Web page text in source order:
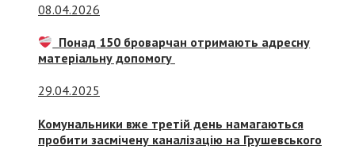
08.04.2026
Понад 150 броварчан отримають адресну
матеріальну допомогу
29.04.2025
Комунальники вже третій день намагаються
пробити засмічену каналізацію на Грушевського